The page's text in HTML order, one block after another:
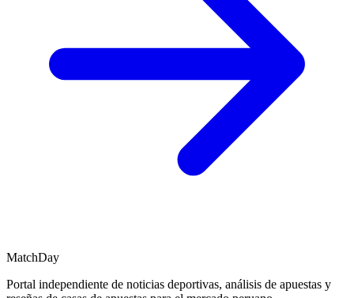
MatchDay
Portal independiente de noticias deportivas, análisis de apuestas y